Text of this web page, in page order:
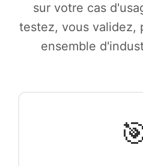
sur votre cas
testez, vous validez,
ensemble